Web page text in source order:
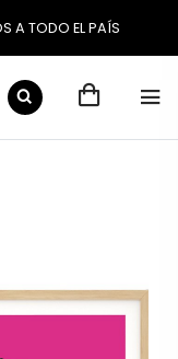
A TODO EL PAÍS